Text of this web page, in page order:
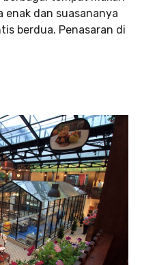
enak dan suasananya
berdua. Penasaran di